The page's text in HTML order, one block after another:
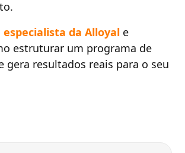
especialista da Alloyal e
estruturar um programa de
gera resultados reais para o seu